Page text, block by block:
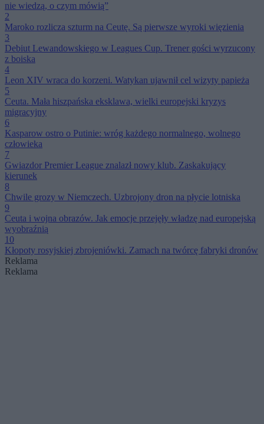
nie wiedzą, o czym mówią”
2
Maroko rozlicza szturm na Ceutę. Są pierwsze wyroki więzienia
3
Debiut Lewandowskiego w Leagues Cup. Trener gości wyrzucony
z boiska
4
Leon XIV wraca do korzeni. Watykan ujawnił cel wizyty papieża
5
Ceuta. Mała hiszpańska eksklawa, wielki europejski kryzys
migracyjny
6
Kasparow ostro o Putinie: wróg każdego normalnego, wolnego
człowieka
7
Gwiazdor Premier League znalazł nowy klub. Zaskakujący
kierunek
8
Chwile grozy w Niemczech. Uzbrojony dron na płycie lotniska
9
Ceuta i wojna obrazów. Jak emocje przejęły władzę nad europejską
wyobraźnią
10
Kłopoty rosyjskiej zbrojeniówki. Zamach na twórcę fabryki dronów
Reklama
Reklama